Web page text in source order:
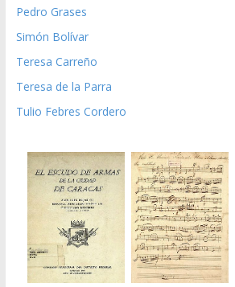
Pedro Grases
Simón Bolívar
Teresa Carreño
Teresa de la Parra
Tulio Febres Cordero